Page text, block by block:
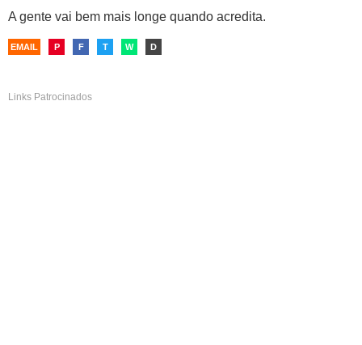
A gente vai bem mais longe quando acredita.
EMAIL P F T W D
Links Patrocinados